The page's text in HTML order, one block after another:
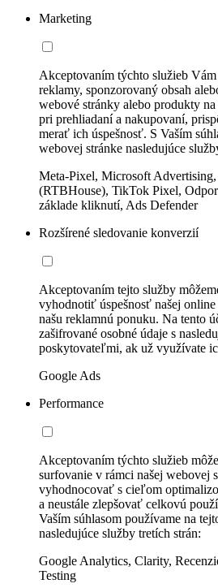
Marketing
Akceptovaním týchto služieb
reklamy, sponzorovaný obsah
webové stránky alebo produkty
pri prehliadaní a nakupovaní,
merať ich úspešnosť. S Vaším
webovej stránke nasledujúce
Meta-Pixel, Microsoft
(RTBHouse), TikTok Pixel,
základe kliknutí, Ads Defender
Rozšírené sledovanie konverzií
Akceptovaním tejto služby
vyhodnotiť úspešnosť našej
našu reklamnú ponuku. Na tento
zašifrované osobné údaje s
poskytovateľmi, ak už využívate
Google Ads
Performance
Akceptovaním týchto služieb
surfovanie v rámci našej webovej
vyhodnocovať s cieľom
a neustále zlepšovať celkovú
Vaším súhlasom používame na
nasledujúce služby tretích strán:
Google Analytics, Clarity,
Testing